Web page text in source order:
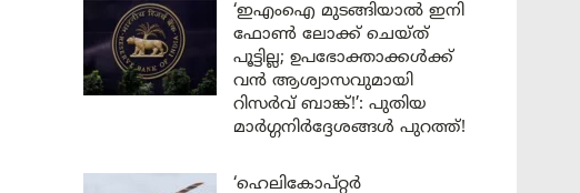
‘ഇഎംഐ മുടങ്ങിയാൽ ഇനി
ഫോൺ ലോക്ക് ചെയ്ത്
പൂട്ടില്ല; ഉപഭോക്താക്കൾക്ക്
വൻ ആശ്വാസവുമായി
റിസർവ് ബാങ്ക്!’: പുതിയ
മാർഗ്ഗനിർദ്ദേശങ്ങൾ പുറത്ത്!
‘ഹെലികോപ്റ്റർ